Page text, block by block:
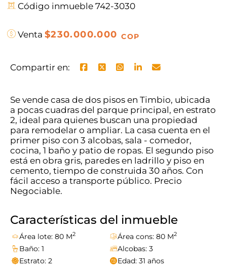
Código inmueble 742-3030
Venta $230.000.000COP
Compartir en:
Se vende casa de dos pisos en Timbio, ubicada
a pocas cuadras del parque principal, en estrato
2, ideal para quienes buscan una propiedad
para remodelar o ampliar. La casa cuenta en el
primer piso con 3 alcobas, sala - comedor,
cocina, 1 baño y patio de ropas. El segundo piso
está en obra gris, paredes en ladrillo y piso en
cemento, tiempo de construida 30 años. Con
fácil acceso a transporte público. Precio
Negociable.
Características del inmueble
Área lote: 80 M2 Área cons: 80 M2
Baño: 1
Alcobas: 3
Estrato: 2
Edad: 31 años